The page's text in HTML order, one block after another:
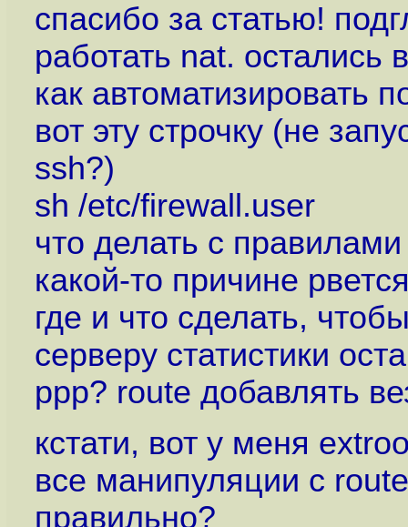
спасибо за статью!
работать nat. остались
как автоматизировать
вот эту строчку (не
ssh?)
sh /etc/firewall.user
что делать с
какой-то причине
где и что сделать,
серверу статистики
ppp? route добавлять
кстати, вот у меня
все манипуляции с
правильно?